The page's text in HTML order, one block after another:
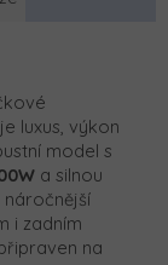
luxus, výkon
model s
a silnou
náročnější
i zadním
na